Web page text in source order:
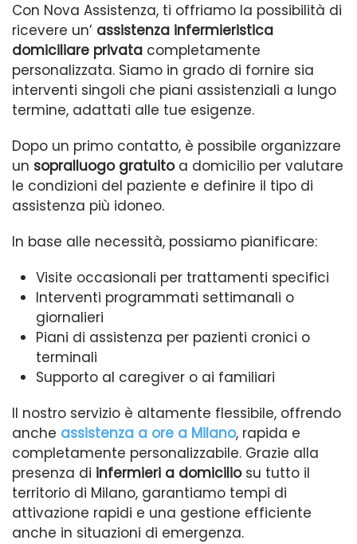
Con Nova Assistenza, ti offriamo la possibilità di
ricevere un’ assistenza infermieristica
domiciliare privata completamente
personalizzata. Siamo in grado di fornire sia
interventi singoli che piani assistenziali a lungo
termine, adattati alle tue esigenze.
Dopo un primo contatto, è possibile organizzare
un sopralluogo gratuitoa domicilio per valutare
le condizioni del paziente e definire il tipo di
assistenza più idoneo.
In base alle necessità, possiamo pianificare:
Visite occasionali per trattamenti specifici
Interventi programmati settimanali o
giornalieri
Piani di assistenza per pazienti cronici o
terminali
Supporto al caregiver o ai familiari
Il nostro servizio è altamente flessibile, offrendo
anche assistenza a ore a Milano, rapida e
completamente personalizzabile. Grazie alla
presenza di infermieri a domiciliosu tutto il
territorio di Milano, garantiamo tempi di
attivazione rapidi e una gestione efficiente
anche in situazioni di emergenza.